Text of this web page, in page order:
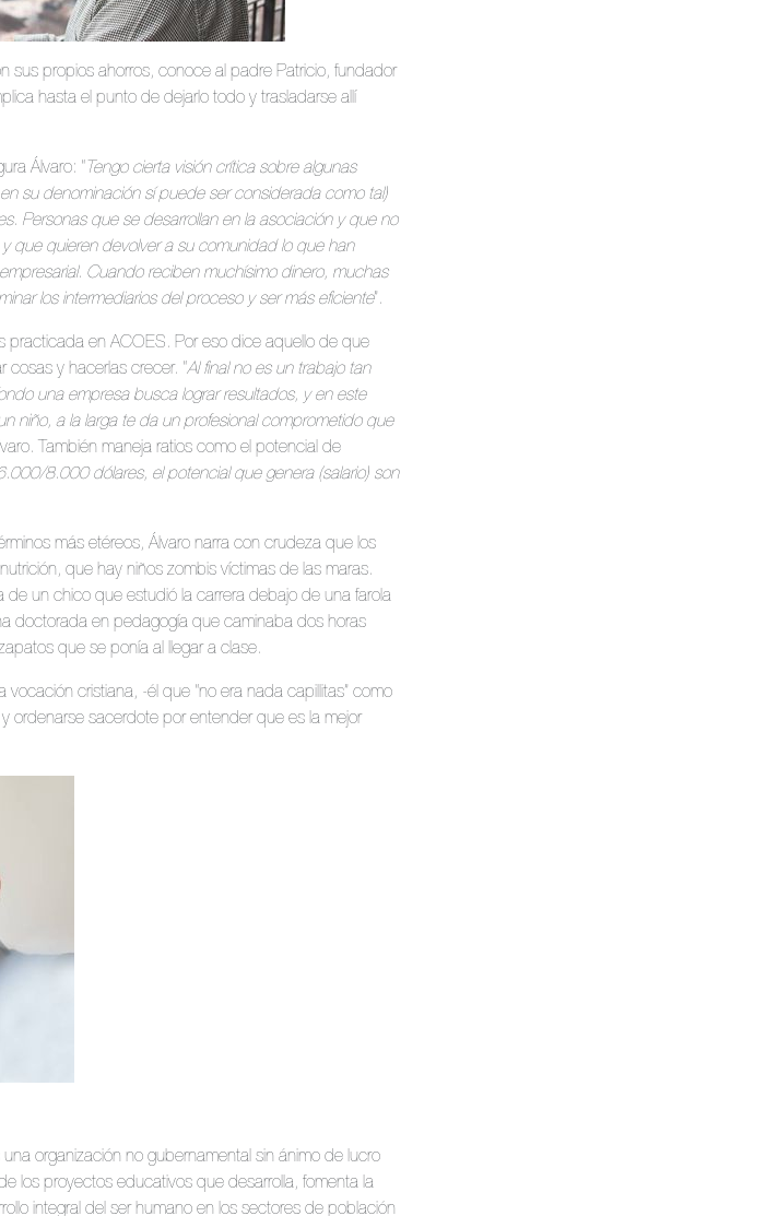
sus propios ahorros, conoce al padre Patricio, fundador
hasta el punto de dejarlo todo y trasladarse allí
Álvaro: “ Tengo cierta visión crítica sobre algunas
su denominación sí puede ser considerada como tal)
Personas que se desarrollan en la asociación y que no
que quieren devolver a su comunidad lo que han
Cuando reciben muchísimo dinero, muchas
los intermediarios del proceso y ser más eficiente”.
practicada en ACOES. Por eso dice aquello de que
cosas y hacerlas crecer. “Al final no es un trabajo tan
una empresa busca lograr resultados, y en este
niño, a la larga te da un profesional comprometido que
También maneja ratios como el potencial de
8.000 dólares, el potencial que genera (salario) son
más etéreos, Álvaro narra con crudeza que los
que hay niños zombis víctimas de las maras.
de un chico que estudió la carrera debajo de una farola
doctorada en pedagogía que caminaba dos horas
que se ponía al llegar a clase.
cristiana, -él que “no era nada capillitas” como
ordenarse sacerdote por entender que es la mejor
organización no gubernamental sin ánimo de lucro
los proyectos educativos que desarrolla, fomenta la
integral del ser humano en los sectores de población